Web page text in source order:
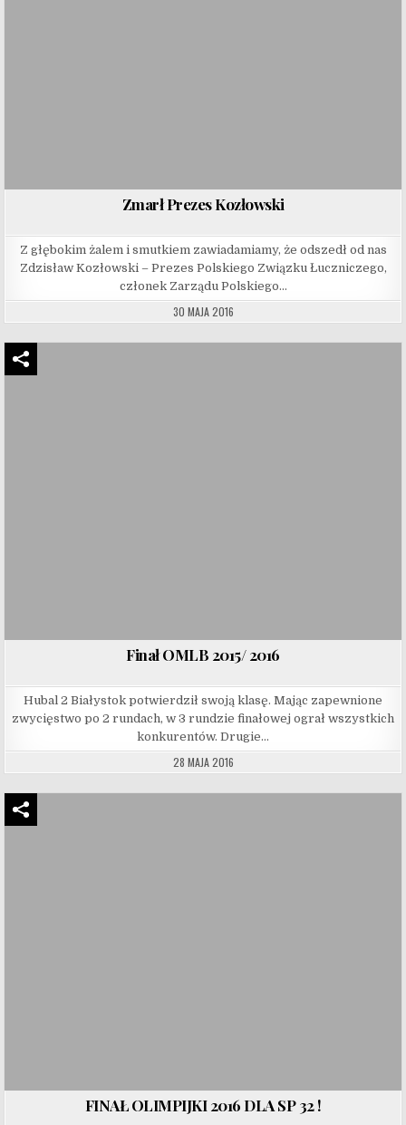
Zmarł Prezes Kozłowski
Z głębokim żalem i smutkiem zawiadamiamy, że odszedł od nas
Zdzisław Kozłowski – Prezes Polskiego Związku Łuczniczego,
członek Zarządu Polskiego…
30 MAJA 2016
Finał OMLB 2015/ 2016
Hubal 2 Białystok potwierdził swoją klasę. Mając zapewnione
zwycięstwo po 2 rundach, w 3 rundzie finałowej ograł wszystkich
konkurentów. Drugie…
28 MAJA 2016
FINAŁ OLIMPIJKI 2016 DLA SP 32 !